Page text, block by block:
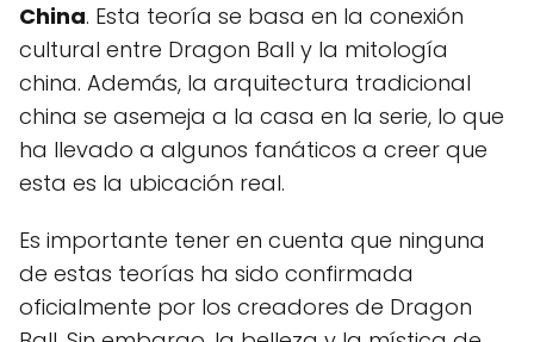
China. Esta teoría se basa en la conexión
cultural entre Dragon Ball y la mitología
china. Además, la arquitectura tradicional
china se asemeja a la casa en la serie, lo que
ha llevado a algunos fanáticos a creer que
esta es la ubicación real.
Es importante tener en cuenta que ninguna
de estas teorías ha sido confirmada
oficialmente por los creadores de Dragon